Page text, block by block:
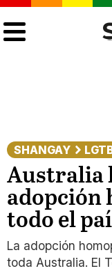
SHANGAY
Australia
adopción
todo el
La adopción
toda Australia. El